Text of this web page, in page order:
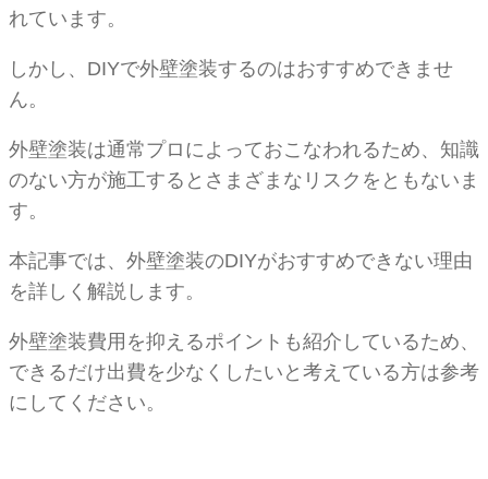
れています。
しかし、DIYで外壁塗装するのはおすすめできませ
ん。
外壁塗装は通常プロによっておこなわれるため、知識
のない方が施工するとさまざまなリスクをともないま
す。
本記事では、外壁塗装のDIYがおすすめできない理由
を詳しく解説します。
外壁塗装費用を抑えるポイントも紹介しているため、
できるだけ出費を少なくしたいと考えている方は参考
にしてください。